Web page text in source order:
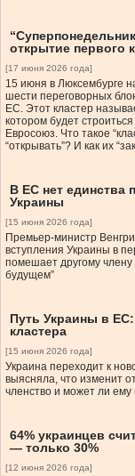
открытие первого
[17 июня 2026 года]
15 июня в Люксембурге
шести переговорных
ЕС. Этот кластер
котором будет
Евросоюз. Что такое
“открывать”? И как их
В ЕС нет единства
Украины
[15 июня 2026 года]
Премьер-министр
вступления Украины в
помешает другому члену
будущем”
Путь Украины в ЕС:
кластера
[15 июня 2026 года]
Украина переходит к
выясняла, что изменит
членство и может ли
64% украинцев
— только 30%
[12 июня 2026 года]